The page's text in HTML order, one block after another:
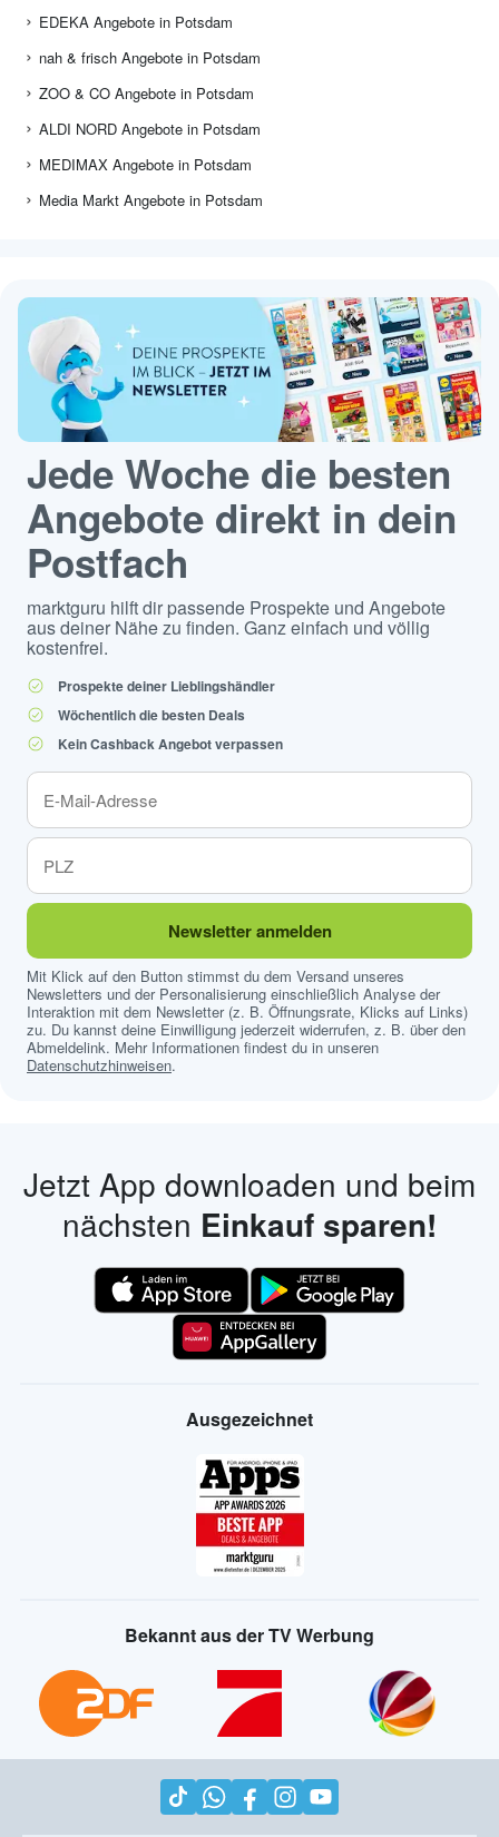
EDEKA Angebote in Potsdam
nah & frisch Angebote in Potsdam
ZOO & CO Angebote in Potsdam
ALDI NORD Angebote in Potsdam
MEDIMAX Angebote in Potsdam
Media Markt Angebote in Potsdam
Jede Woche die besten
Angebote direkt in dein
Postfach
marktguru hilft dir passende Prospekte und Angebote
aus deiner Nähe zu finden. Ganz einfach und völlig
kostenfrei.
Prospekte deiner Lieblingshändler
Wöchentlich die besten Deals
Kein Cashback Angebot verpassen
Newsletter anmelden
Mit Klick auf den Button stimmst du dem Versand unseres
Newsletters und der Personalisierung einschließlich Analyse der
Interaktion mit dem Newsletter (z. B. Öffnungsrate, Klicks auf Links)
zu. Du kannst deine Einwilligung jederzeit widerrufen, z. B. über den
Abmeldelink. Mehr Informationen findest du in unseren
Datenschutzhinweisen.
Jetzt App downloaden und beim
nächsten Einkauf sparen!
Ausgezeichnet
Bekannt aus der TV Werbung